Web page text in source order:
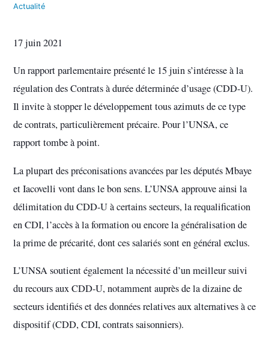
Actualité
17 juin 2021
Un rapport parlementaire présenté le 15 juin s’intéresse à la
régulation des Contrats à durée déterminée d’usage (CDD-U).
Il invite à stopper le développement tous azimuts de ce type
de contrats, particulièrement précaire. Pour l’UNSA, ce
rapport tombe à point.
La plupart des préconisations avancées par les députés Mbaye
et Iacovelli vont dans le bon sens. L’UNSA approuve ainsi la
délimitation du CDD-U à certains secteurs, la requalification
en CDI, l’accès à la formation ou encore la généralisation de
la prime de précarité, dont ces salariés sont en général exclus.
L’UNSA soutient également la nécessité d’un meilleur suivi
du recours aux CDD-U, notamment auprès de la dizaine de
secteurs identifiés et des données relatives aux alternatives à ce
dispositif (CDD, CDI, contrats saisonniers).